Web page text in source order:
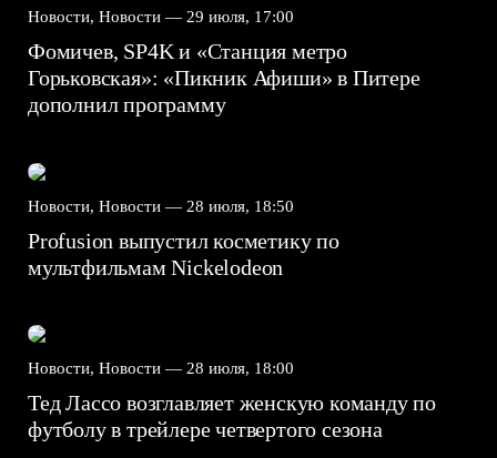
Новости, Новости — 29 июля, 17:00
Фомичев, SP4K и «Станция метро
Горьковская»: «Пикник Афиши» в Питере
дополнил программу
Новости, Новости — 28 июля, 18:50
Profusion выпустил косметику по
мультфильмам Nickelodeon
Новости, Новости — 28 июля, 18:00
Тед Лассо возглавляет женскую команду по
футболу в трейлере четвертого сезона